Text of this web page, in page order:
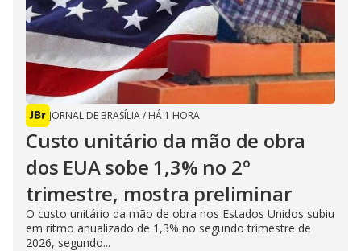
JORNAL DE BRASÍLIA/ HÁ 1 HORA
Custo unitário da mão de obra
dos EUA sobe 1,3% no 2º
trimestre, mostra preliminar
O custo unitário da mão de obra nos Estados Unidos subiu
em ritmo anualizado de 1,3% no segundo trimestre de
2026, segundo...